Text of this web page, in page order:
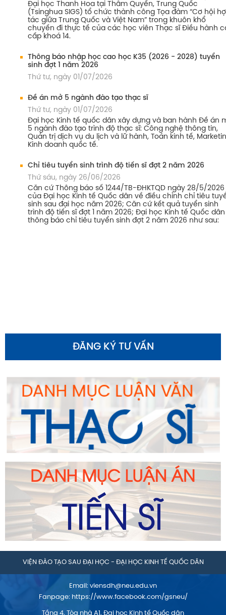
Đại học Thanh Hoa tại Thâm Quyến, Trung Quốc
(Tsinghua SIGS) tổ chức thành công Tọa đàm “Cơ hội
tác giữa Trung Quốc và Việt Nam” trong khuôn khổ
chuyến đi thực tế của các học viên Thạc sĩ Điều hành
cấp khoá 14.
Thông báo nhập học cao học K35 (2026 - 2028) tuyển
sinh đợt 1 năm 2026
Thứ tư, ngày 01/07/2026
Đề án mở 5 ngành đào tạo thạc sĩ
Thứ tư, ngày 01/07/2026
Đại học Kinh tế quốc dân xây dựng và ban hành Đề án
5 ngành đào tạo trình độ thạc sĩ: Công nghệ thông tin,
Quản trị dịch vụ du lịch và lữ hành, Toán kinh tế,
Kinh doanh quốc tế.
Chỉ tiêu tuyển sinh trình độ tiến sĩ đợt 2 năm 2026
Thứ sáu, ngày 26/06/2026
Căn cứ Thông báo số 1244/TB-ĐHKTQD ngày 28/5/2026
của Đại học Kinh tế Quốc dân về điều chỉnh chỉ tiêu
sinh sau đại học năm 2026; Căn cứ kết quả tuyển sinh
trình độ tiến sĩ đợt 1 năm 2026; Đại học Kinh tế Quốc dân
thông báo chỉ tiêu tuyển sinh đợt 2 năm 2026 như sau:
ĐĂNG KÝ TƯ VẤN
VIỆN ĐÀO TẠO SAU ĐẠI HỌC - ĐẠI HỌC KINH TẾ QUỐC DÂN
Email: viensdh@neu.edu.vn
Fanpage: https://www.facebook.com/gsneu/
Tầng 4, Tòa nhà A1, Đại học Kinh tế Quốc dân